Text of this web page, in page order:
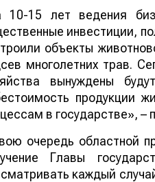
10-15 лет ведения
инвестиции,
объекты
многолетних трав.
вынуждены
продукции
в государстве», –
очередь областной
Главы
каждый